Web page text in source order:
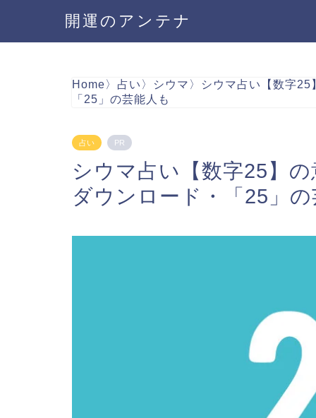
開運のアンテナ
Home〉 占い 〉 シウマ 〉
シウマ占い【数字25
「25」の芸能人も
占い PR
シウマ占い【数字25】
ダウンロード・「25」